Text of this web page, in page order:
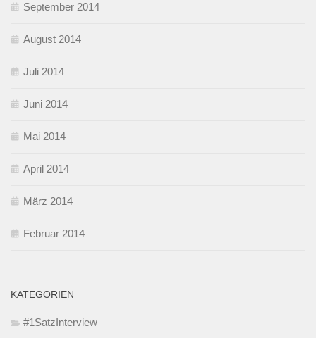
September 2014
August 2014
Juli 2014
Juni 2014
Mai 2014
April 2014
März 2014
Februar 2014
KATEGORIEN
#1SatzInterview